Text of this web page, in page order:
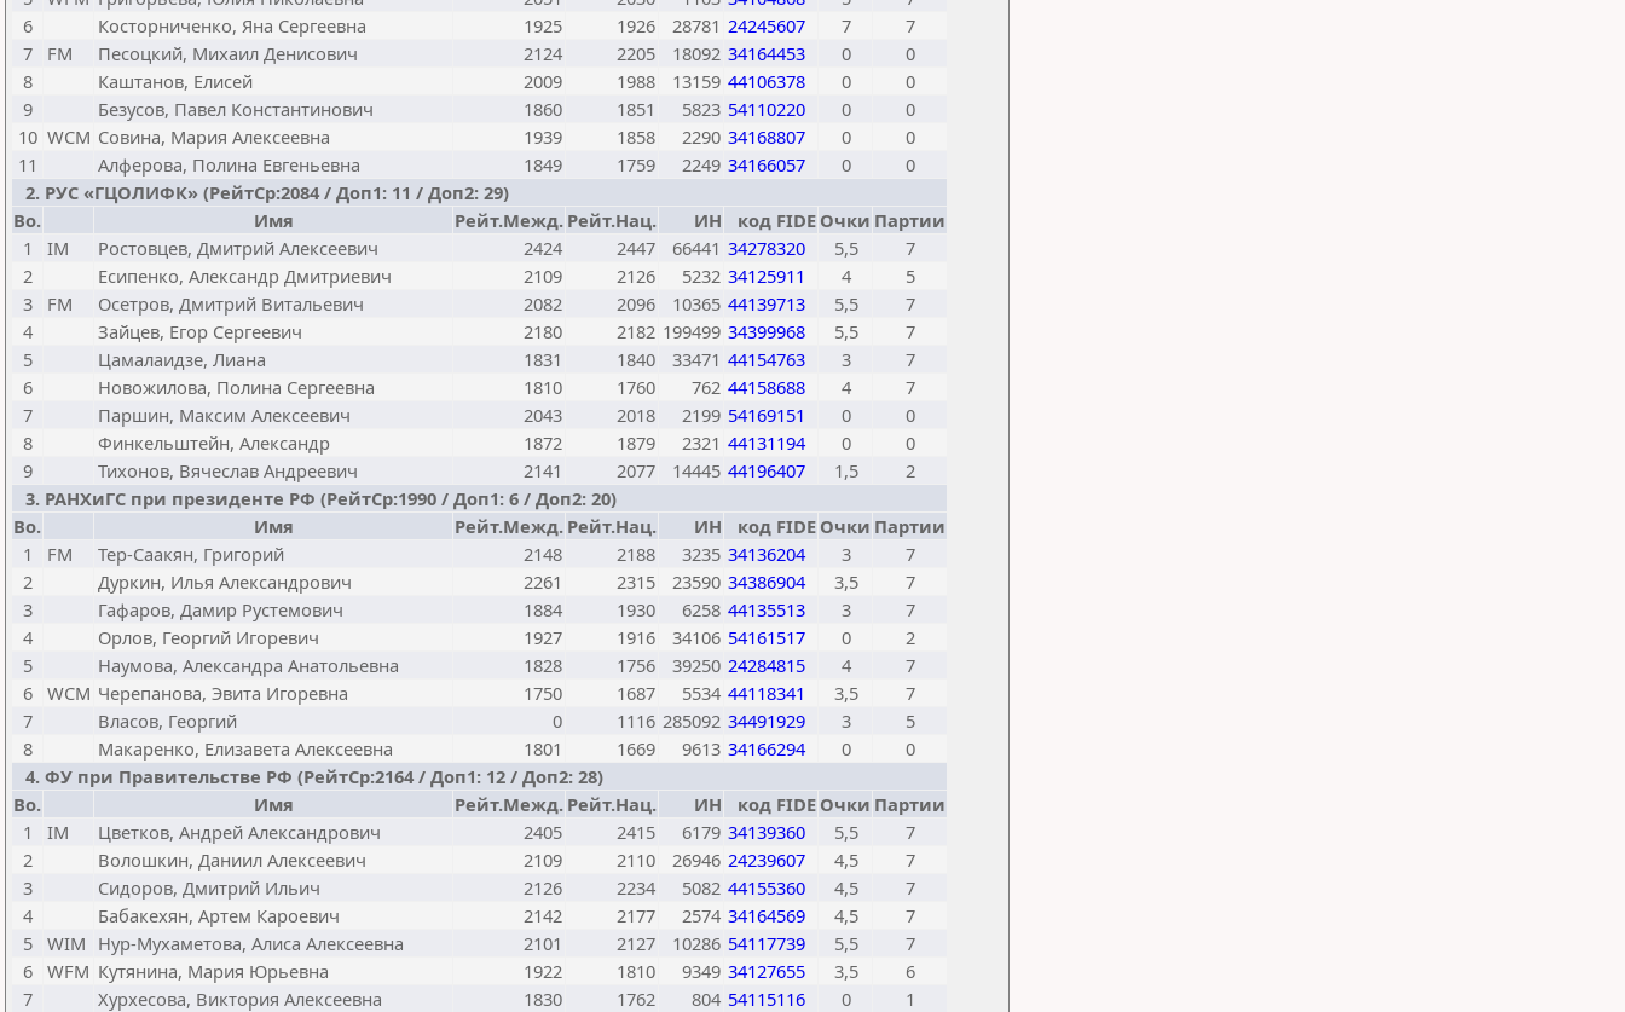
6
Косторниченко, Яна Сергеевна 1925 1926 28781 24245607 7
7
7
FM Песоцкий, Михаил Денисович 2124 2205 18092 34164453 0
0
8
Каштанов, Елисей 2009 1988 13159 44106378 0
0
9
Безусов, Павел Константинович 1860 1851 5823 54110220 0
0
10 WCM Совина, Мария Алексеевна 1939 1858 2290 34168807 0
0
11
Алферова, Полина Евгеньевна 1849 1759 2249 34166057 0
0
2. РУС «ГЦОЛИФК» (РейтСр:2084 / Доп1: 11 / Доп2: 29)
Bo.
Имя Рейт.Межд. Рейт.Нац. ИН код FIDE Очки Партии
1
IM Ростовцев, Дмитрий Алексеевич 2424 2447 66441 34278320 5,5
7
2
Есипенко, Александр Дмитриевич 2109 2126 5232 34125911 4
5
3
FM Осетров, Дмитрий Витальевич 2082 2096 10365 44139713 5,5
7
4
Зайцев, Егор Сергеевич 2180 2182 199499 34399968 5,5
7
5
Цамалаидзе, Лиана 1831 1840 33471 44154763 3
7
6
Новожилова, Полина Сергеевна 1810 1760 762 44158688 4
7
7
Паршин, Максим Алексеевич 2043 2018 2199 54169151 0
0
8
Финкельштейн, Александр 1872 1879 2321 44131194 0
0
9
Тихонов, Вячеслав Андреевич 2141 2077 14445 44196407 1,5
2
3. РАНХиГС при президенте РФ (РейтСр:1990 / Доп1: 6 / Доп2: 20)
Bo.
Имя Рейт.Межд. Рейт.Нац. ИН код FIDE Очки Партии
1
FM Тер-Саакян, Григорий 2148 2188 3235 34136204 3
7
2
Дуркин, Илья Александрович 2261 2315 23590 34386904 3,5
7
3
Гафаров, Дамир Рустемович 1884 1930 6258 44135513 3
7
4
Орлов, Георгий Игоревич 1927 1916 34106 54161517 0
2
5
Наумова, Александра Анатольевна 1828 1756 39250 24284815 4
7
6 WCM Черепанова, Эвита Игоревна 1750 1687 5534 44118341 3,5
7
7
Власов, Георгий 0 1116 285092 34491929 3
5
8
Макаренко, Елизавета Алексеевна 1801 1669 9613 34166294 0
0
4. ФУ при Правительстве РФ (РейтСр:2164 / Доп1: 12 / Доп2: 28)
Bo.
Имя Рейт.Межд. Рейт.Нац. ИН код FIDE Очки Партии
1
IM Цветков, Андрей Александрович 2405 2415 6179 34139360 5,5
7
2
Волошкин, Даниил Алексеевич 2109 2110 26946 24239607 4,5
7
3
Сидоров, Дмитрий Ильич 2126 2234 5082 44155360 4,5
7
4
Бабакехян, Артем Кароевич 2142 2177 2574 34164569 4,5
7
5 WIM Нур-Мухаметова, Алиса Алексеевна 2101 2127 10286 54117739 5,5
7
6 WFM Кутянина, Мария Юрьевна 1922 1810 9349 34127655 3,5
6
7
Хурхесова, Виктория Алексеевна 1830 1762 804 54115116 0
1